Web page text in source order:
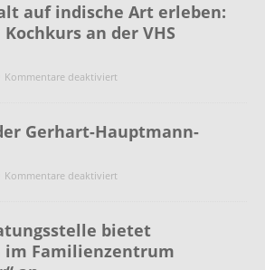
auf indische Art erleben:
an der VHS
Kommentare deaktiviert
Gerhart-Hauptmann-
Kommentare deaktiviert
bietet
im Familienzentrum